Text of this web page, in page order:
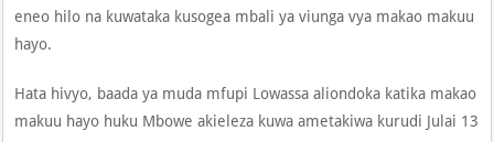
eneo hilo na kuwataka kusogea mbali ya viunga vya makao makuu
hayo.
Hata hivyo, baada ya muda mfupi Lowassa aliondoka katika makao
makuu hayo huku Mbowe akieleza kuwa ametakiwa kurudi Julai 13